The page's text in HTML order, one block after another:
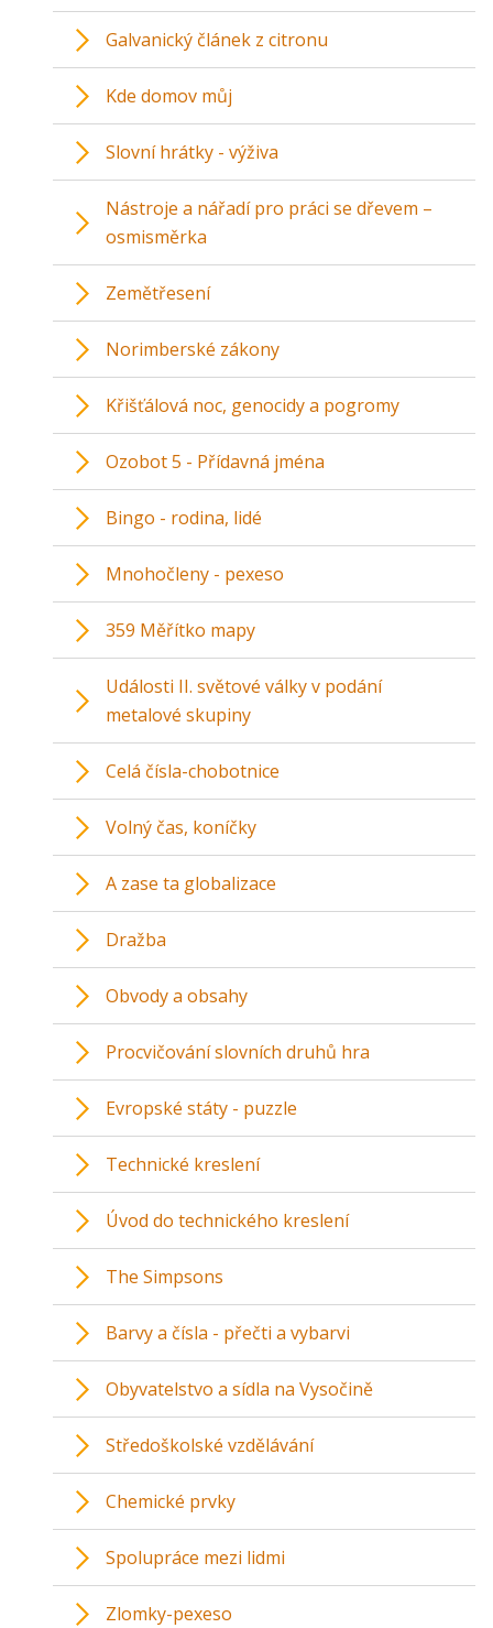
Galvanický článek z citronu
Kde domov můj
Slovní hrátky - výživa
Nástroje a nářadí pro práci se dřevem –
osmisměrka
Zemětřesení
Norimberské zákony
Křišťálová noc, genocidy a pogromy
Ozobot 5 - Přídavná jména
Bingo - rodina, lidé
Mnohočleny - pexeso
359 Měřítko mapy
Události II. světové války v podání
metalové skupiny
Celá čísla-chobotnice
Volný čas, koníčky
A zase ta globalizace
Dražba
Obvody a obsahy
Procvičování slovních druhů hra
Evropské státy - puzzle
Technické kreslení
Úvod do technického kreslení
The Simpsons
Barvy a čísla - přečti a vybarvi
Obyvatelstvo a sídla na Vysočině
Středoškolské vzdělávání
Chemické prvky
Spolupráce mezi lidmi
Zlomky-pexeso